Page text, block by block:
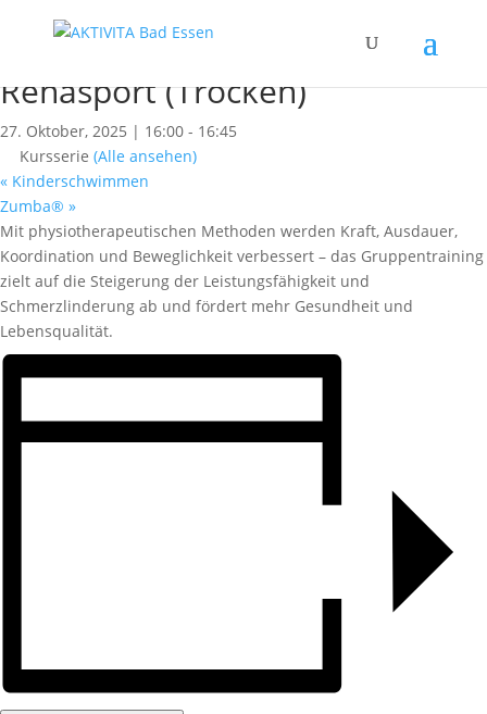
« Alle Kurse
Rehasport (Trocken)
27. Oktober, 2025 | 16:00 - 16:45
Kursserie (Alle ansehen)
« Kinderschwimmen
Zumba® »
Mit physiotherapeutischen Methoden werden Kraft, Ausdauer,
Koordination und Beweglichkeit verbessert – das Gruppentraining
zielt auf die Steigerung der Leistungsfähigkeit und
Schmerzlinderung ab und fördert mehr Gesundheit und
Lebensqualität.